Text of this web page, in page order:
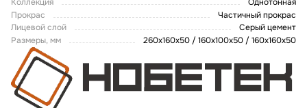
Коллекция
Однотонная
Прокрас
Частичный прокрас
Лицевой слой
Серый цемент
Размеры, мм
260x160x50 / 160x100x50 / 160x160x50